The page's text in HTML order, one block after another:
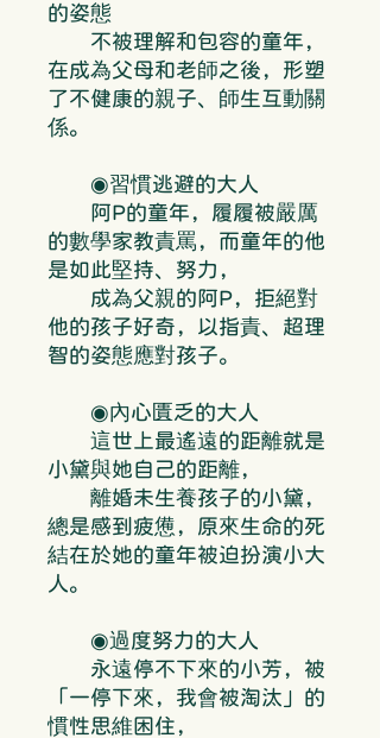
的姿態
不被理解和包容的童年，
在成為父母和老師之後，形塑
了不健康的親子、師生互動關
係。
◉習慣逃避的大人
阿P的童年，履履被嚴厲
的數學家教責罵，而童年的他
是如此堅持、努力，
成為父親的阿P，拒絕對
他的孩子好奇，以指責、超理
智的姿態應對孩子。
◉內心匱乏的大人
這世上最遙遠的距離就是
小黛與她自己的距離，
離婚未生養孩子的小黛，
總是感到疲憊，原來生命的死
結在於她的童年被迫扮演小大
人。
◉過度努力的大人
永遠停不下來的小芳，被
「一停下來，我會被淘汰」的
慣性思維困住，